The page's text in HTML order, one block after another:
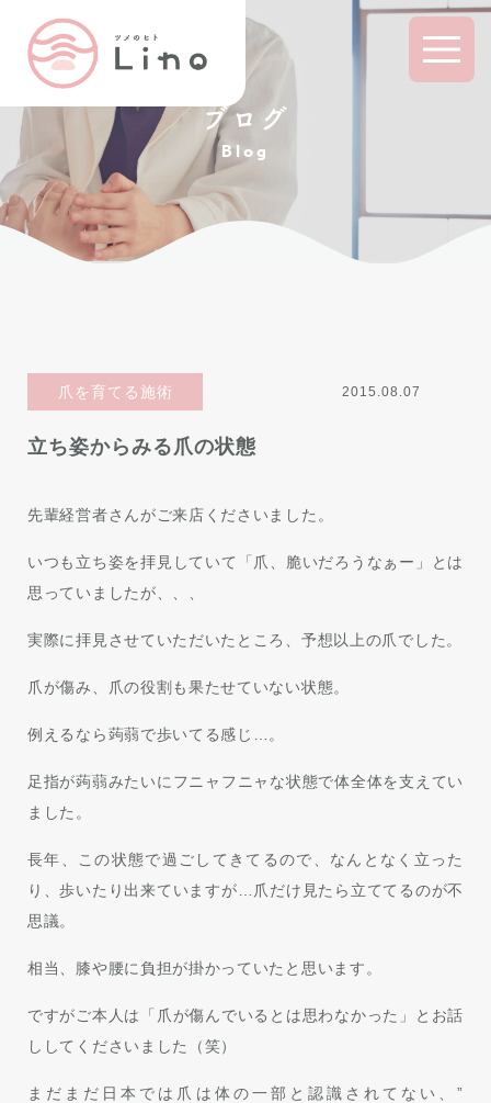
ブログ
Blog
爪を育てる施術 2015.08.07
立ち姿からみる爪の状態
先輩経営者さんがご来店くださいました。
いつも立ち姿を拝見していて「爪、脆いだろうなぁー」とは
思っていましたが、、、
実際に拝見させていただいたところ、予想以上の爪でした。
爪が傷み、爪の役割も果たせていない状態。
例えるなら蒟蒻で歩いてる感じ…。
足指が蒟蒻みたいにフニャフニャな状態で体全体を支えてい
ました。
長年、この状態で過ごしてきてるので、なんとなく立った
り、歩いたり出来ていますが…爪だけ見たら立ててるのが不
思議。
相当、膝や腰に負担が掛かっていたと思います。
ですがご本人は「爪が傷んでいるとは思わなかった」とお話
ししてくださいました（笑）
まだまだ日本では爪は体の一部と認識されてない、”